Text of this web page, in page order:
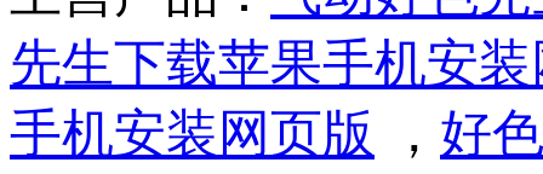
先生下载苹果手机安
手机安装网页版
， 好